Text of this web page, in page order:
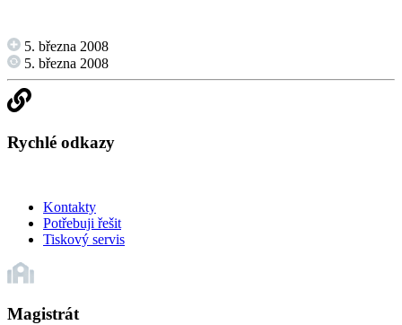
5. března 2008
5. března 2008
Rychlé odkazy
Kontakty
Potřebuji řešit
Tiskový servis
Magistrát